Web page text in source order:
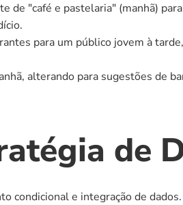
de "café e pastelaria" (manhã)
para um público jovem à
alterando para sugestões de
de
condicional e integração de dados.